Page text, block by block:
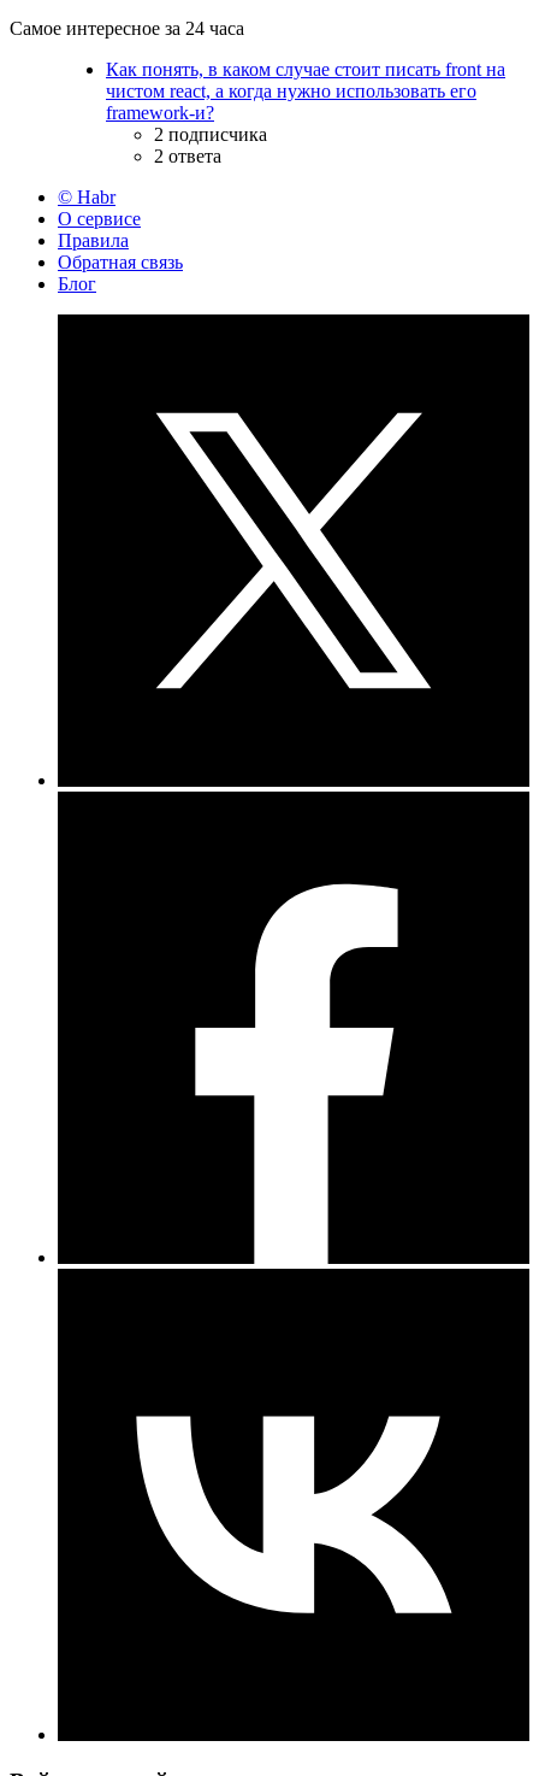
Самое интересное за 24 часа
Как понять, в каком случае стоит писать front на
чистом react, а когда нужно использовать его
framework-и?
2 подписчика
2 ответа
© Habr
О сервисе
Правила
Обратная связь
Блог